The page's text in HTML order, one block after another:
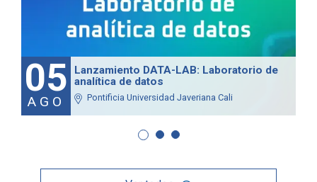
05
AGO
Lanzamiento DATA-LAB: Laboratorio de
analítica de datos
Pontificia Universidad Javeriana Cali